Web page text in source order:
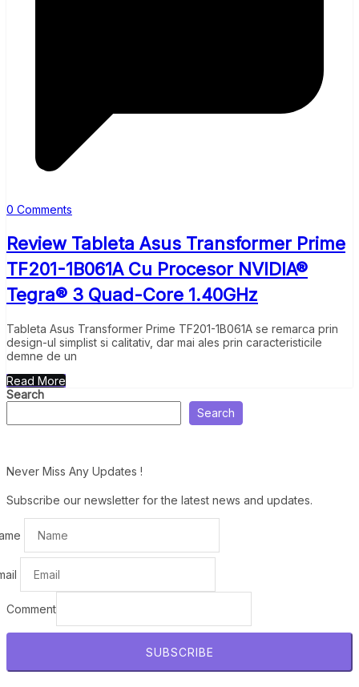
0 Comments
Review Tableta Asus Transformer Prime
TF201-1B061A Cu Procesor NVIDIA®
Tegra® 3 Quad-Core 1.40GHz
Tableta Asus Transformer Prime TF201-1B061A se remarca prin
design-ul simplist si calitativ, dar mai ales prin caracteristicile
demne de un
Read More
Search
Search
Never Miss Any Updates !
Subscribe our newsletter for the latest news and updates.
Comment
SUBSCRIBE